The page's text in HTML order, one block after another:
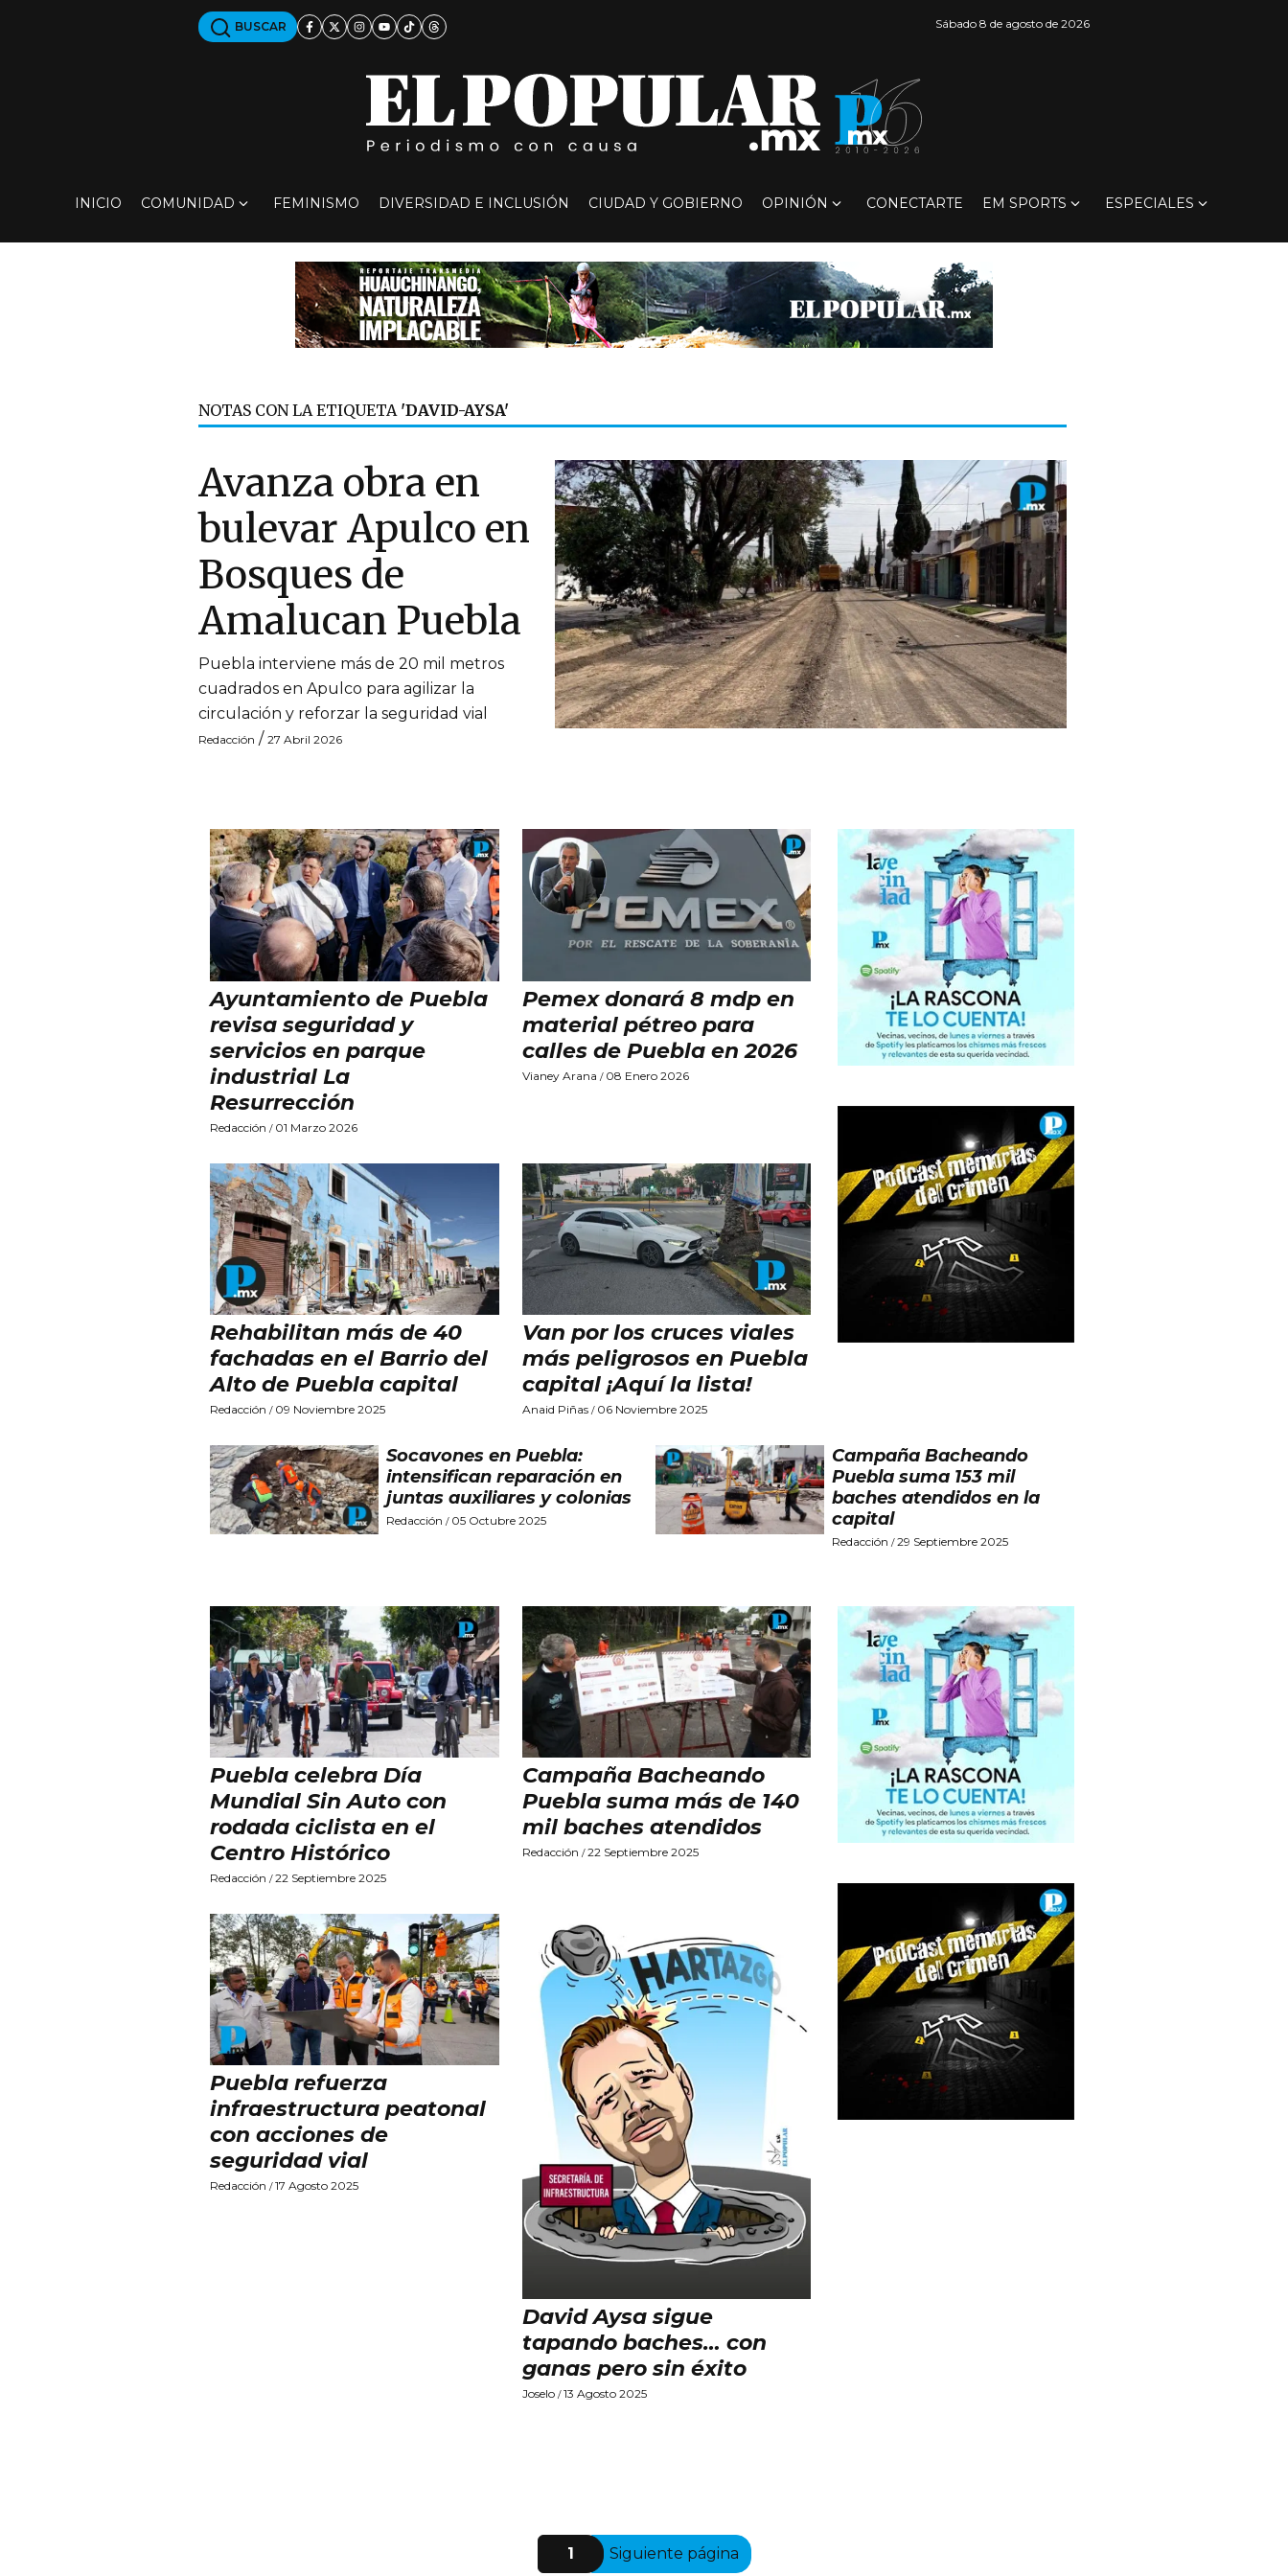
BUSCAR Sábado 8 de agosto de 2026
INICIO COMUNIDAD FEMINISMO DIVERSIDAD E INCLUSIÓN CIUDAD Y GOBIERNO OPINIÓN CONECTARTE EM SPORTS ESPECIALES
NOTAS CON LA ETIQUETA 'DAVID-AYSA'
Avanza obra en
bulevar Apulco en
Bosques de
Amalucan Puebla
Puebla interviene más de 20 mil metros
cuadrados en Apulco para agilizar la
circulación y reforzar la seguridad vial
Redacción / 27 Abril 2026
Ayuntamiento de Puebla
revisa seguridad y
servicios en parque
industrial La
Resurrección
Redacción / 01 Marzo 2026
Pemex donará 8 mdp en
material pétreo para
calles de Puebla en 2026
Vianey Arana / 08 Enero 2026
Rehabilitan más de 40
fachadas en el Barrio del
Alto de Puebla capital
Redacción / 09 Noviembre 2025
Van por los cruces viales
más peligrosos en Puebla
capital ¡Aquí la lista!
Anaid Piñas/ 06 Noviembre 2025
Socavones en Puebla:
intensifican reparación en
juntas auxiliares y colonias
Redacción / 05 Octubre 2025
Campaña Bacheando
Puebla suma 153 mil
baches atendidos en la
capital
Redacción /29 Septiembre 2025
Puebla celebra Día
Mundial Sin Auto con
rodada ciclista en el
Centro Histórico
Redacción /22 Septiembre 2025
Campaña Bacheando
Puebla suma más de 140
mil baches atendidos
Redacción /22 Septiembre 2025
Puebla refuerza
infraestructura peatonal
con acciones de
seguridad vial
Redacción /17 Agosto 2025
David Aysa sigue
tapando baches… con
ganas pero sin éxito
Joselo/13 Agosto 2025
1 Siguiente página